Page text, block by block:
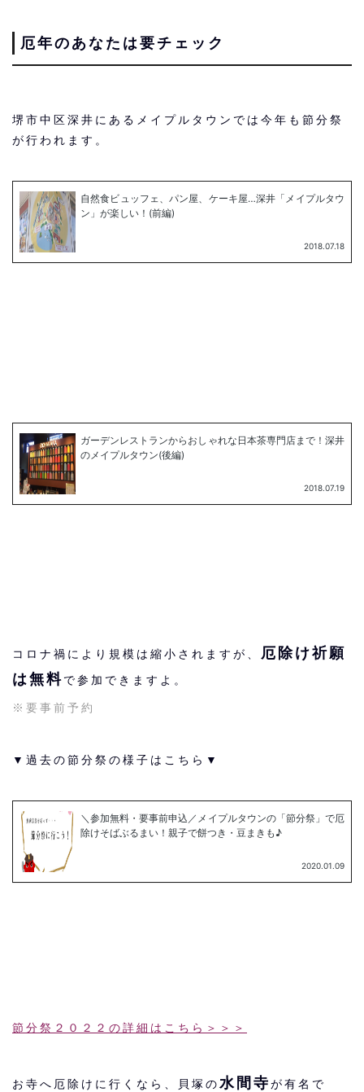
厄年のあなたは要チェック
堺市中区深井にあるメイプルタウンでは今年も節分祭
が行われます。
コロナ禍により規模は縮小されますが、
厄除け祈願
は無料で参加できますよ。
※要事前予約
▼過去の節分祭の様子はこちら▼
節分祭２０２２の詳細はこちら＞＞＞
お寺へ厄除けに行くなら、貝塚の水間寺が有名で